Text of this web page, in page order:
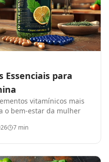
Essenciais para
vitamínicos mais
o bem-estar da mulher
7 min